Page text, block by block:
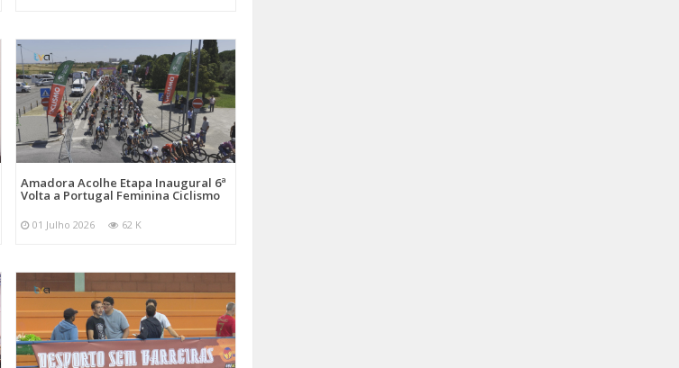
Amadora Acolhe Etapa Inaugural 6ª
Volta a Portugal Feminina Ciclismo
01 Julho 2026 62 K